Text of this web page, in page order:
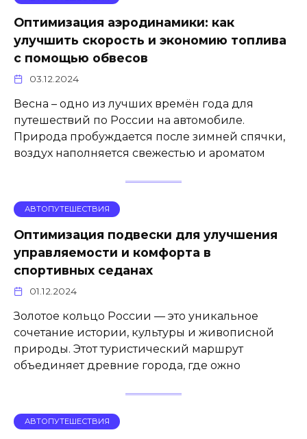
Оптимизация аэродинамики: как
улучшить скорость и экономию топлива
с помощью обвесов
03.12.2024
Весна – одно из лучших времён года для
путешествий по России на автомобиле.
Природа пробуждается после зимней спячки,
воздух наполняется свежестью и ароматом
АВТОПУТЕШЕСТВИЯ
Оптимизация подвески для улучшения
управляемости и комфорта в
спортивных седанах
01.12.2024
Золотое кольцо России — это уникальное
сочетание истории, культуры и живописной
природы. Этот туристический маршрут
объединяет древние города, где ожно
АВТОПУТЕШЕСТВИЯ